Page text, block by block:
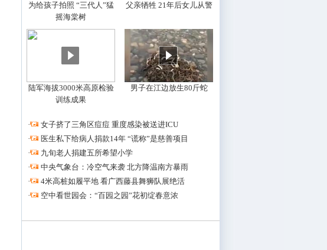
为给孩子拍照 “三代人”猛
摇海棠树
父亲牺牲 21年后女儿从警
陆军海拔3000米高原检验
训练成果
男子在江边放生80斤蛇
·
女子挤了三角区痘痘 重度感染被送进ICU
·
医生私下给病人捐款14年 “谎称”是慈善项目
·
九旬老人捐建五所希望小学
·
中央气象台：冷空气来袭 北方降温南方暴雨
·
4米高桩如履平地 看广西藤县舞狮队展绝活
·
空中看世园会：“百园之园”花初绽春意浓